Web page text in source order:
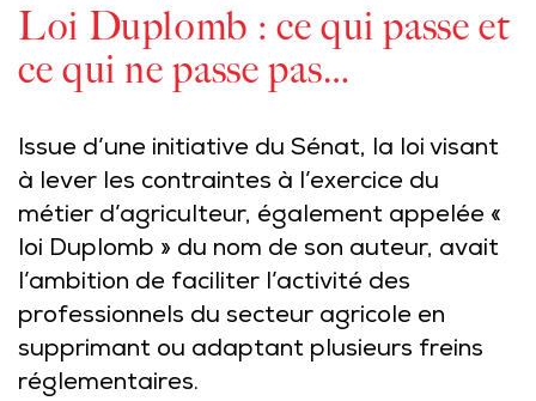
Loi Duplomb : ce qui passe et
ce qui ne passe pas…
Issue d’une initiative du Sénat, la loi visant
à lever les contraintes à l’exercice du
métier d’agriculteur, également appelée «
loi Duplomb » du nom de son auteur, avait
l’ambition de faciliter l’activité des
professionnels du secteur agricole en
supprimant ou adaptant plusieurs freins
réglementaires.